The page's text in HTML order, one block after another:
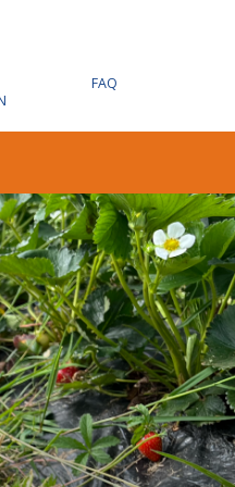
FAQ